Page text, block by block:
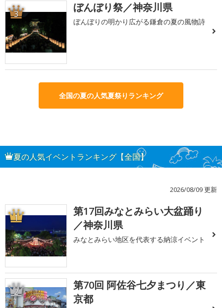
3 ぼんぼり祭／神奈川県
ぼんぼりの明かり広がる鎌倉の夏の風物詩
全国の夏の人気夏祭りランキング
夏の人気イベントランキング【全国】
2026/08/09 更新
1
第17回みなとみらい大盆踊り
／神奈川県
みなとみらい地区を代表する納涼イベント
2
第70回 阿佐谷七夕まつり／東
京都